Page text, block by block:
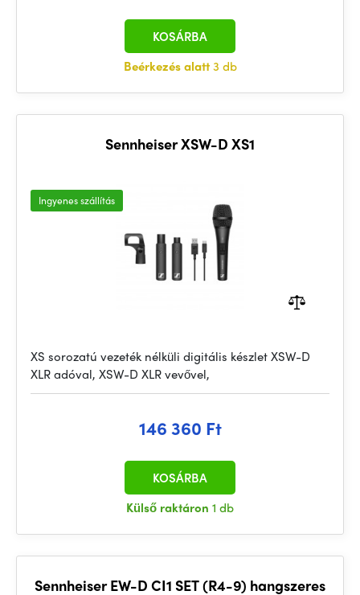
Beérkezés alatt3 db
KOSÁRBA
Sennheiser XSW-D XS1
Ingyenes szállítás
XS sorozatú vezeték nélküli digitális készlet XSW-D
XLR adóval, XSW-D XLR vevővel,
146 360 Ft
Külső raktáron 1 db
KOSÁRBA
Sennheiser EW-D CI1 SET (R4-9) hangszeres